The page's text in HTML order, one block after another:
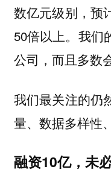
数亿元级别，预
50倍以上。我们
公司，而且多数
我们最关注的仍
量、数据多样性
融资10亿，未